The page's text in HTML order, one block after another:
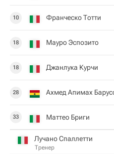
10 Франческо Тотти
18 Мауро Эспозито
18 Джанлука Курчи
28 Ахмед Апимах
33 Маттео Бриги
Лучано Спаллетти
Тренер